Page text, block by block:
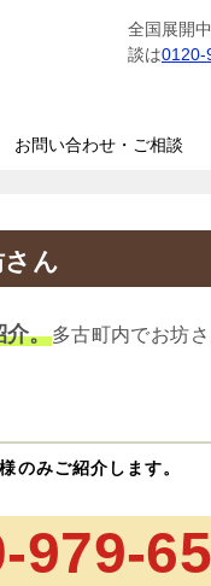
全国展開
談は0120-
お問い合わせ・ご相談
ん
介。多古町内でお坊
のみご紹介します。
979-